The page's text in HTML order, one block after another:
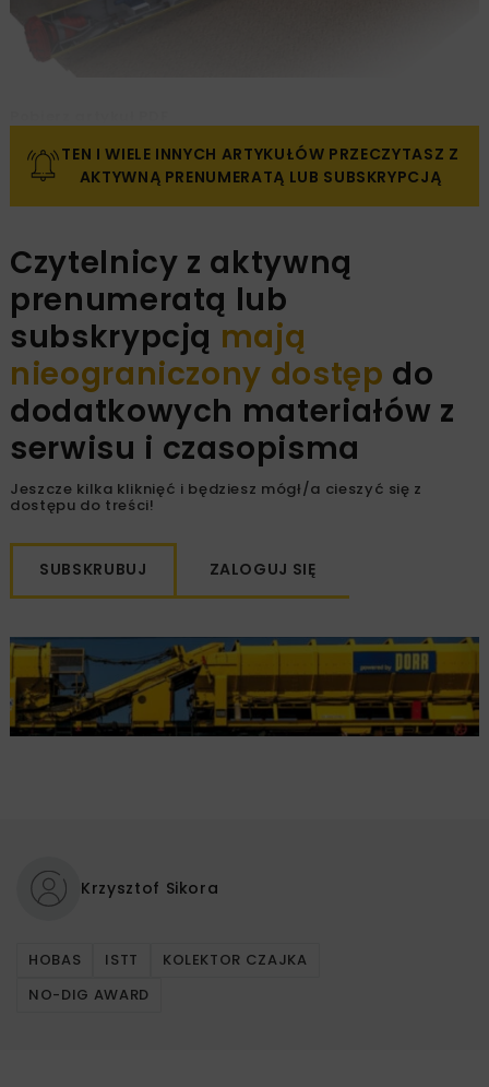
TEN I WIELE INNYCH ARTYKUŁÓW PRZECZYTASZ Z
AKTYWNĄ PRENUMERATĄ LUB SUBSKRYPCJĄ
Czytelnicy z aktywną
prenumeratą lub
subskrypcją mają
nieograniczony dostęp do
dodatkowych materiałów z
serwisu i czasopisma
Jeszcze kilka kliknięć i będziesz mógł/a cieszyć się z
dostępu do treści!
SUBSKRUBUJ ZALOGUJ SIĘ
Krzysztof Sikora
HOBAS ISTT
KOLEKTOR CZAJKA
NO-DIG AWARD